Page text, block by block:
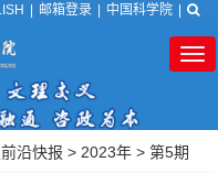
邮箱登录 中国科学院
沿快报 > 2023年 > 第5期